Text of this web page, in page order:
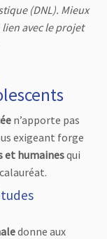
(DNL). Mieux
avec le projet
n’apporte pas
exigeant forge
et humainesqui
donne aux